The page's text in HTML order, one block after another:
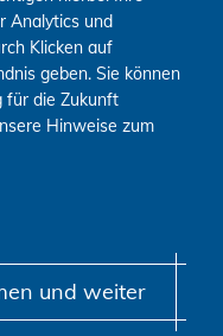
Analytics und
Klicken auf
geben. Sie können
für die Zukunft
Hinweise zum
und weiter